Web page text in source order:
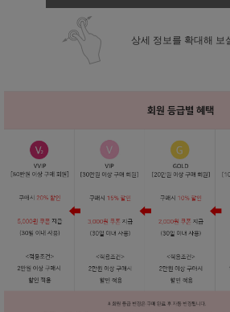
상세 정보를 확대해 보